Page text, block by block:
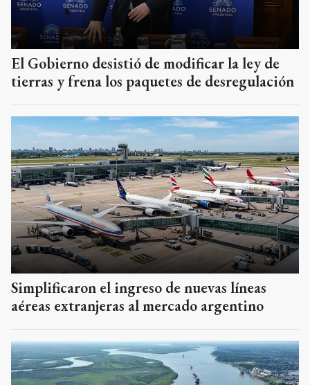
El Gobierno desistió de modificar la ley de
tierras y frena los paquetes de desregulación
Simplificaron el ingreso de nuevas líneas
aéreas extranjeras al mercado argentino